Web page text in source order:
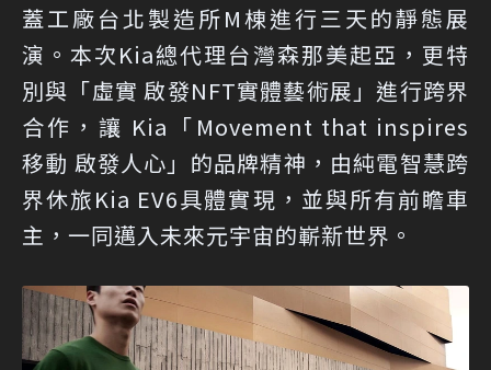
蓋工廠台北製造所M棟進行三天的靜態展
演。本次Kia總代理台灣森那美起亞，更特
別與「虛實 啟發NFT實體藝術展」進行跨界
合作，讓 Kia「Movement that inspires
移動 啟發人心」的品牌精神，由純電智慧跨
界休旅Kia EV6具體實現，並與所有前瞻車
主，一同邁入未來元宇宙的嶄新世界。